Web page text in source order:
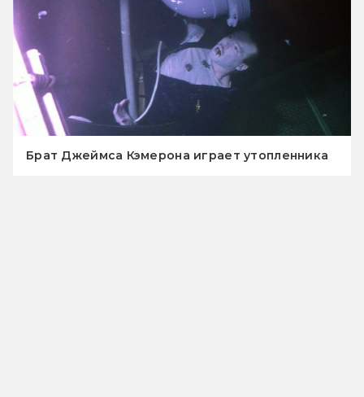
Брат Джеймса Кэмерона играет утопленника